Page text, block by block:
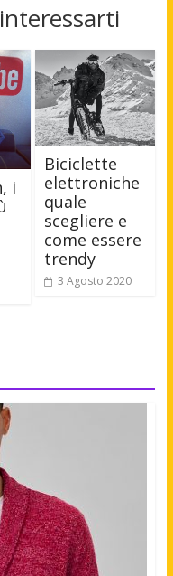
i
Biciclette
elettroniche
quale
scegliere e
come essere
trendy
3 Agosto 2020